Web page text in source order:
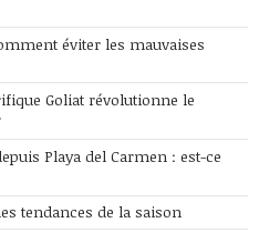
éviter les mauvaises
Goliat révolutionne le
Playa del Carmen : est-ce
tendances de la saison